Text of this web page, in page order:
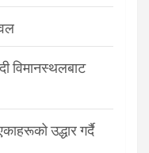
विमानस्थलबाट
उद्धार गर्दै